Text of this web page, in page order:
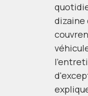
dizaine